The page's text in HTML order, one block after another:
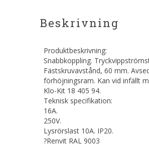
Beskrivning
Produktbeskrivning:
Snabbkoppling.
Fästskruvavstånd, 60 mm.
förhöjningsram. Kan vid infällt
Klo-Kit 18 405 94.
Teknisk specifikation:
16A.
250V.
Lysrörslast 10A. IP20.
?Renvit RAL 9003